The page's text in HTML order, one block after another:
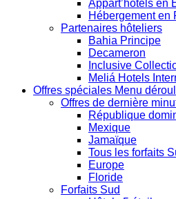
Appart’hôtels en
Hébergement en
Partenaires hôteliers
Bahia Principe
Decameron
Inclusive
Meliá Hotels
Offres spéciales Menu
Offres de dernière
République
Mexique
Jamaïque
Tous les forfaits
Europe
Floride
Forfaits Sud